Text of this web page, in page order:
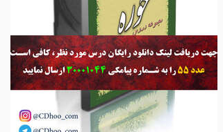
مذهبی
مذهبی
نیایش
نیایش
معصومین معصومین
امامزادگان امامزادگان
حدیث حدیث
اجتماعی اجتماعی
مناسبت ها مناسبت ها
شخصیت ها
ملی ملی
فانتزی
فانتزی